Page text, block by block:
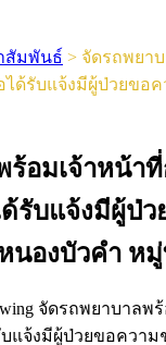
สัมพันธ์ > จัดรถพยา
ด้รับแจ้งมีผู้ป่วยขอ
ร้อมเจ้าหน้า
รับแจ้งมีผู้ป่
นองบัวคำ หมู่